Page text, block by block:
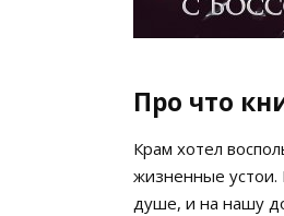
Про что
Крам хотел
жизненные устои.
душе, и на нашу